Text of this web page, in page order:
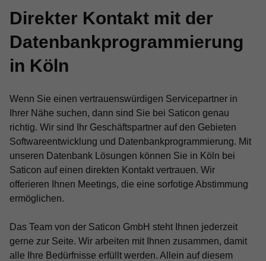
Direkter Kontakt mit der
Datenbankprogrammierung
in Köln
Wenn Sie einen vertrauenswürdigen Servicepartner in
Ihrer Nähe suchen, dann sind Sie bei Saticon genau
richtig. Wir sind Ihr Geschäftspartner auf den Gebieten
Softwareentwicklung und Datenbankprogrammierung. Mit
unseren Datenbank Lösungen können Sie in Köln bei
Saticon auf einen direkten Kontakt vertrauen. Wir
offerieren Ihnen Meetings, die eine sorfotige Abstimmung
ermöglichen.
Das Team von der Saticon GmbH steht Ihnen jederzeit
gerne zur Seite. Wir arbeiten mit Ihnen zusammen, damit
alle Ihre Bedürfnisse erfüllt werden. Allein auf diesem